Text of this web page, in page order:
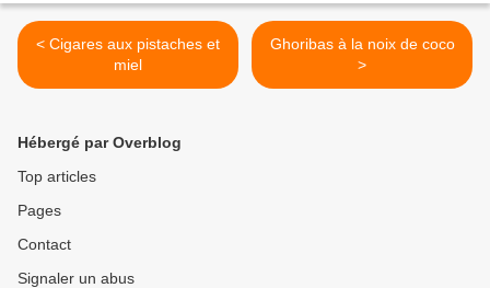
< Cigares aux pistaches et
miel
Ghoribas à la noix de coco
>
Hébergé par Overblog
Top articles
Pages
Contact
Signaler un abus